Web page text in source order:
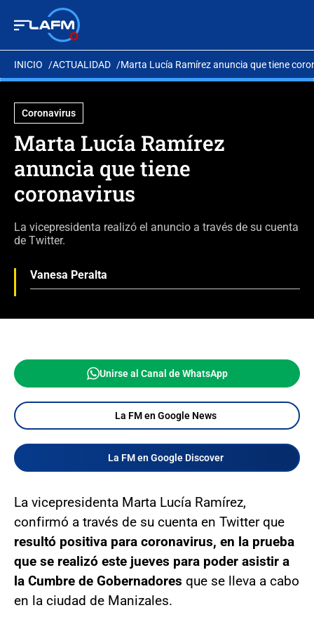
INICIO ACTUALIDAD Marta Lucía Ramírez anuncia que tiene
Coronavirus
Marta Lucía Ramírez
anuncia que tiene
coronavirus
La vicepresidenta realizó el anuncio a través de su cuenta
de Twitter.
Vanesa Peralta
Unirse al Canal de WhatsApp
La FM en Google News
La FM en Google Discover
La vicepresidenta Marta Lucía Ramírez,
confirmó a través de su cuenta en Twitter que
resultó positiva para coronavirus, en la prueba
que se realizó este jueves para poder asistir a
la Cumbre de Gobernadores que se lleva a cabo
en la ciudad de Manizales.